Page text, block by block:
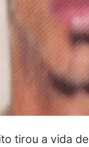
tirou a vida